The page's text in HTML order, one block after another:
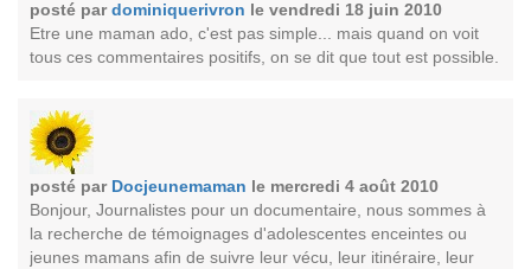
posté pardominiquerivron le vendredi 18 juin 2010
Etre une maman ado, c'est pas simple... mais quand on voit
tous ces commentaires positifs, on se dit que tout est possible.
posté par Docjeunemaman le mercredi 4 août 2010
Bonjour, Journalistes pour un documentaire, nous sommes à
la recherche de témoignages d'adolescentes enceintes ou
jeunes mamans afin de suivre leur vécu, leur itinéraire, leur